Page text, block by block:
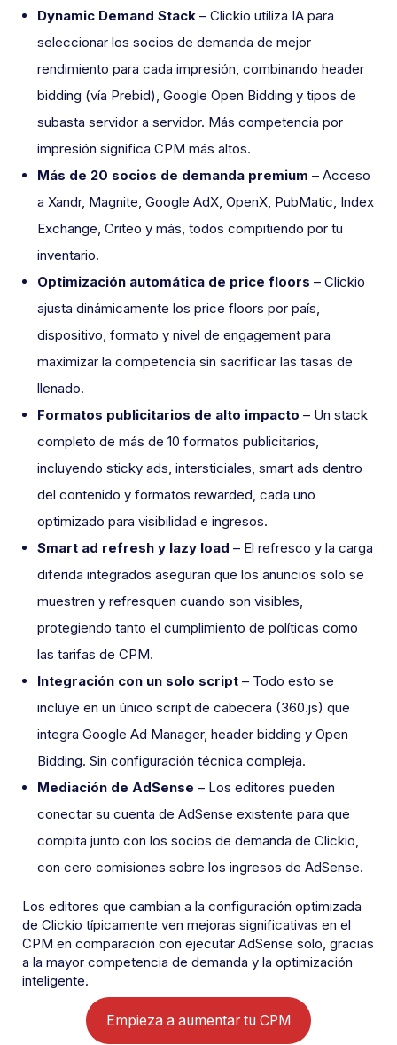
Dynamic Demand Stack – Clickio utiliza IA para
seleccionar los socios de demanda de mejor
rendimiento para cada impresión, combinando header
bidding (vía Prebid), Google Open Bidding y tipos de
subasta servidor a servidor. Más competencia por
impresión significa CPM más altos.
Más de 20 socios de demanda premium – Acceso
a Xandr, Magnite, Google AdX, OpenX, PubMatic, Index
Exchange, Criteo y más, todos compitiendo por tu
inventario.
Optimización automática de price floors – Clickio
ajusta dinámicamente los price floors por país,
dispositivo, formato y nivel de engagement para
maximizar la competencia sin sacrificar las tasas de
llenado.
Formatos publicitarios de alto impacto – Un stack
completo de más de 10 formatos publicitarios,
incluyendo sticky ads, intersticiales, smart ads dentro
del contenido y formatos rewarded, cada uno
optimizado para visibilidad e ingresos.
Smart ad refresh y lazy load – El refresco y la carga
diferida integrados aseguran que los anuncios solo se
muestren y refresquen cuando son visibles,
protegiendo tanto el cumplimiento de políticas como
las tarifas de CPM.
Integración con un solo script – Todo esto se
incluye en un único script de cabecera (360.js) que
integra Google Ad Manager, header bidding y Open
Bidding. Sin configuración técnica compleja.
Mediación de AdSense – Los editores pueden
conectar su cuenta de AdSense existente para que
compita junto con los socios de demanda de Clickio,
con cero comisiones sobre los ingresos de AdSense.
Los editores que cambian a la configuración optimizada
de Clickio típicamente ven mejoras significativas en el
CPM en comparación con ejecutar AdSense solo, gracias
a la mayor competencia de demanda y la optimización
inteligente.
Empieza a aumentar tu CPM